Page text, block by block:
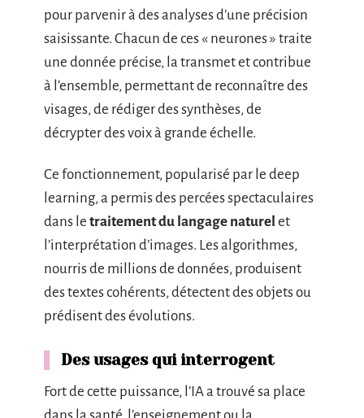
pour parvenir à des analyses d’une précision
saisissante. Chacun de ces « neurones » traite
une donnée précise, la transmet et contribue
à l’ensemble, permettant de reconnaître des
visages, de rédiger des synthèses, de
décrypter des voix à grande échelle.
Ce fonctionnement, popularisé par le deep
learning, a permis des percées spectaculaires
dans le traitement du langage naturel et
l’interprétation d’images. Les algorithmes,
nourris de millions de données, produisent
des textes cohérents, détectent des objets ou
prédisent des évolutions.
Des usages qui interrogent
Fort de cette puissance, l’IA a trouvé sa place